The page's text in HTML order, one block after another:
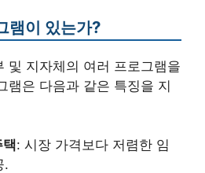
램이 있는가?
및 지자체의 여러 프로그램을
램은 다음과 같은 특징을 지
: 시장 가격보다 저렴한 임
.